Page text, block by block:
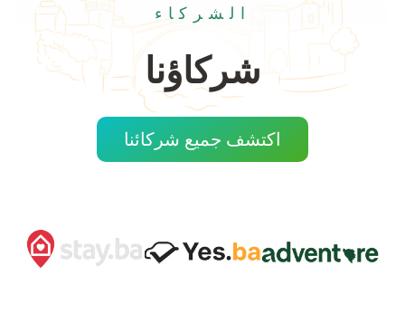
الشركاء
شركاؤنا
اكتشف جميع شركائنا